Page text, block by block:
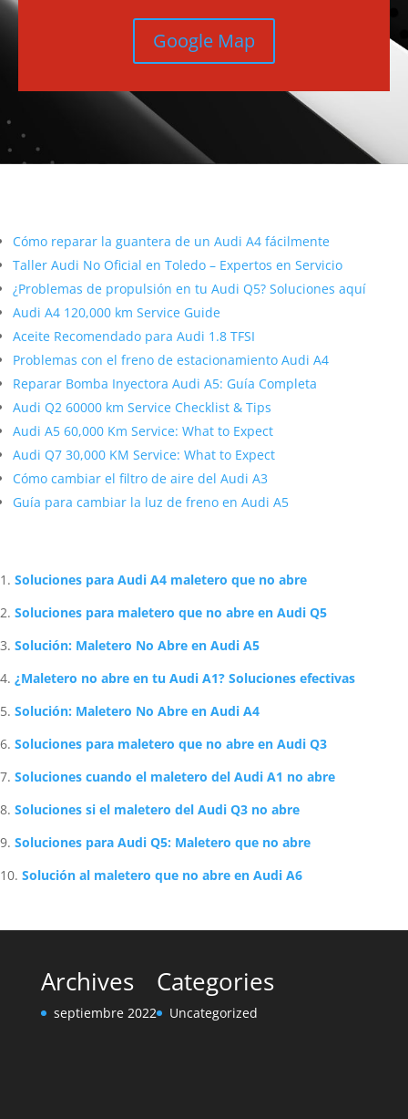
Google Map
Cómo reparar la guantera de un Audi A4 fácilmente
Taller Audi No Oficial en Toledo – Expertos en Servicio
¿Problemas de propulsión en tu Audi Q5? Soluciones aquí
Audi A4 120,000 km Service Guide
Aceite Recomendado para Audi 1.8 TFSI
Problemas con el freno de estacionamiento Audi A4
Reparar Bomba Inyectora Audi A5: Guía Completa
Audi Q2 60000 km Service Checklist & Tips
Audi A5 60,000 Km Service: What to Expect
Audi Q7 30,000 KM Service: What to Expect
Cómo cambiar el filtro de aire del Audi A3
Guía para cambiar la luz de freno en Audi A5
Soluciones para Audi A4 maletero que no abre
Soluciones para maletero que no abre en Audi Q5
Solución: Maletero No Abre en Audi A5
¿Maletero no abre en tu Audi A1? Soluciones efectivas
Solución: Maletero No Abre en Audi A4
Soluciones para maletero que no abre en Audi Q3
Soluciones cuando el maletero del Audi A1 no abre
Soluciones si el maletero del Audi Q3 no abre
Soluciones para Audi Q5: Maletero que no abre
Solución al maletero que no abre en Audi A6
Archives
septiembre 2022
Categories
Uncategorized